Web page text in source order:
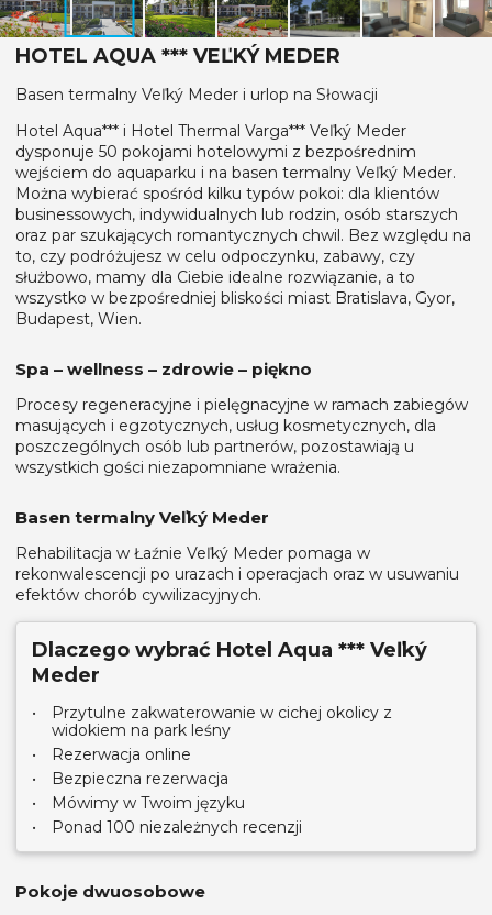
HOTEL AQUA *** VEĽKÝ MEDER
Basen termalny Veľký Meder i urlop na Słowacji
Hotel Aqua*** i Hotel Thermal Varga*** Veľký Meder
dysponuje 50 pokojami hotelowymi z bezpośrednim
wejściem do aquaparku i na basen termalny Veľký Meder.
Można wybierać spośród kilku typów pokoi: dla klientów
businessowych, indywidualnych lub rodzin, osób starszych
oraz par szukających romantycznych chwil. Bez względu na
to, czy podróżujesz w celu odpoczynku, zabawy, czy
służbowo, mamy dla Ciebie idealne rozwiązanie, a to
wszystko w bezpośredniej bliskości miast Bratislava, Gyor,
Budapest, Wien.
Spa – wellness – zdrowie – piękno
Procesy regeneracyjne i pielęgnacyjne w ramach zabiegów
masujących i egzotycznych, usług kosmetycznych, dla
poszczególnych osób lub partnerów, pozostawiają u
wszystkich gości niezapomniane wrażenia.
Basen termalny Veľký Meder
Rehabilitacja w Łaźnie Veľký Meder pomaga w
rekonwalescencji po urazach i operacjach oraz w usuwaniu
efektów chorób cywilizacyjnych.
Dlaczego wybrać Hotel Aqua *** Veľký
Meder
Przytulne zakwaterowanie w cichej okolicy z
widokiem na park leśny
Rezerwacja online
Bezpieczna rezerwacja
Mówimy w Twoim języku
Ponad 100 niezależnych recenzji
Pokoje dwuosobowe